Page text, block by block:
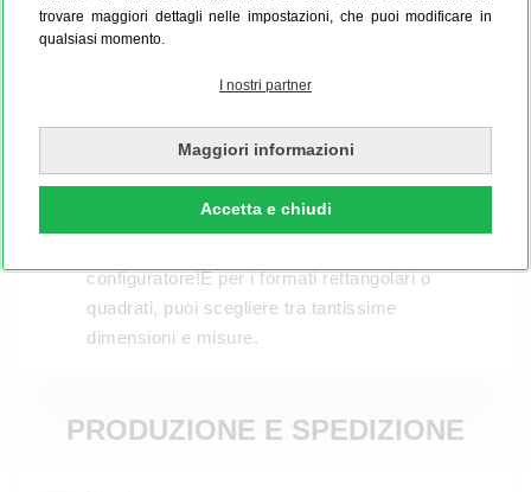
trovare maggiori dettagli nelle impostazioni, che puoi modificare in
qualsiasi momento.
I nostri partner
Maggiori informazioni
Accetta e chiudi
Non deve essere per forza a forma di cuore,
abbiamo tanti altri formati a disposizione e li
configuratore!E per i formati rettangolari o
quadrati, puoi scegliere tra tantissime
dimensioni e misure.
PRODUZIONE E SPEDIZIONE